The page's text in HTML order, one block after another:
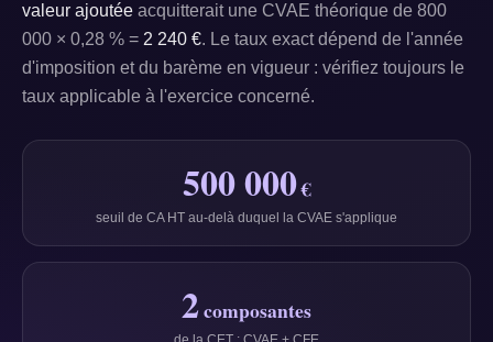
valeur ajoutée acquitterait une CVAE théorique de 800
000 × 0,28 % = 2 240 €. Le taux exact dépend de l'année
d'imposition et du barème en vigueur : vérifiez toujours le
taux applicable à l'exercice concerné.
500 000€
seuil de CA HT au-delà duquel la CVAE s'applique
2composantes